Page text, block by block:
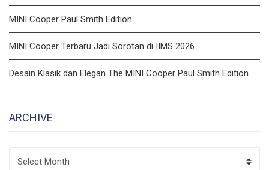
MINI Cooper Paul Smith Edition
MINI Cooper Terbaru Jadi Sorotan di IIMS 2026
Desain Klasik dan Elegan The MINI Cooper Paul Smith Edition
ARCHIVE